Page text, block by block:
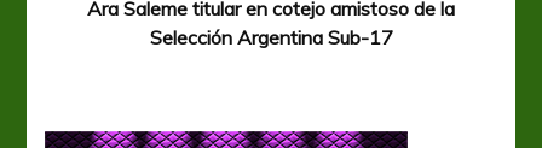
Ara Saleme titular en cotejo amistoso de la
Selección Argentina Sub-17